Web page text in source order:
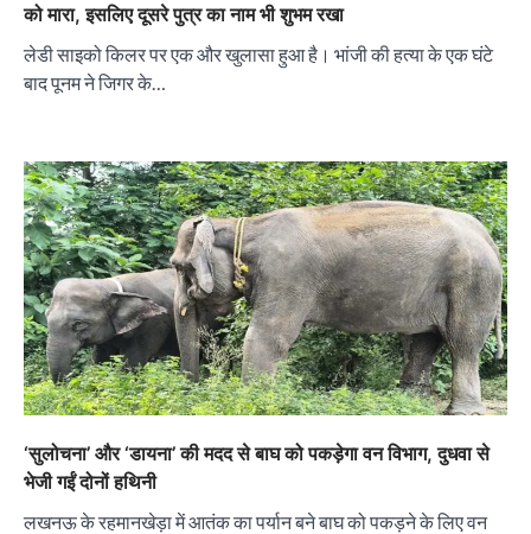
को मारा, इसलिए दूसरे पुत्र का नाम भी शुभम रखा
लेडी साइको किलर पर एक और खुलासा हुआ है। भांजी की हत्या के एक घंटे
बाद पूनम ने जिगर के…
‘सुलोचना’ और ‘डायना’ की मदद से बाघ को पकड़ेगा वन विभाग, दुधवा से
भेजी गईं दोनों हथिनी
लखनऊ के रहमानखेड़ा में आतंक का पर्यान बने बाघ को पकड़ने के लिए वन